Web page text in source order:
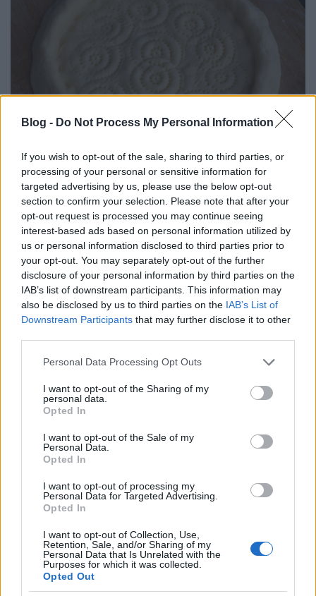
Blog - Do Not Process My Personal Information
If you wish to opt-out of the sale, sharing to third parties, or
processing of your personal or sensitive information for
targeted advertising by us, please use the below opt-out
section to confirm your selection. Please note that after your
opt-out request is processed you may continue seeing
interest-based ads based on personal information utilized by
us or personal information disclosed to third parties prior to
your opt-out. You may separately opt-out of the further
disclosure of your personal information by third parties on the
IAB’s list of downstream participants. This information may
also be disclosed by us to third parties on the IAB’s List of
Downstream Participants that may further disclose it to other
Please note that this website/app uses one or more Google
not limited to your visit or usage behaviour. You may click to
grant or deny consent to Google and its third-party tags to
use your data for below specified purposes in below Google
consent section.
Personal Data Processing Opt Outs
I want to opt-out of the Sharing of my
personal data.
Opted In
I want to opt-out of the Sale of my
Personal Data.
Opted In
I want to opt-out of processing my
Personal Data for Targeted Advertising.
Opted In
I want to opt-out of Collection, Use,
Retention, Sale, and/or Sharing of my
Personal Data that Is Unrelated with the
Purposes for which it was collected.
Opted Out
Nan, muszlim kenyer
Nan diszitoeszkoze